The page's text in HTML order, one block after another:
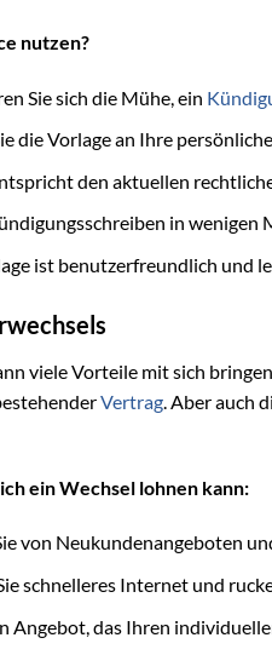
nutzen?
Sie sich die Mühe, ein
die Vorlage an Ihre
den aktuellen
in wenigen
ist benutzerfreundlich und
viele Vorteile mit sich
Vertrag. Aber auch
ein Wechsel lohnen kann:
von Neukundenangeboten
schnelleres Internet und
Angebot, das Ihren